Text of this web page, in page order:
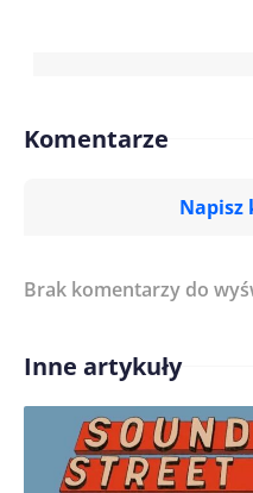
Komentarze
Napisz
Treść komentarza*
Imię/ Nick*
Brak komentarzy do
Inne artykuły